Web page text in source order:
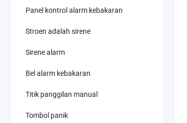
Panel kontrol alarm kebakaran
Stroen adalah sirene
Sirene alarm
Bel alarm kebakaran
Titik panggilan manual
Tombol panik